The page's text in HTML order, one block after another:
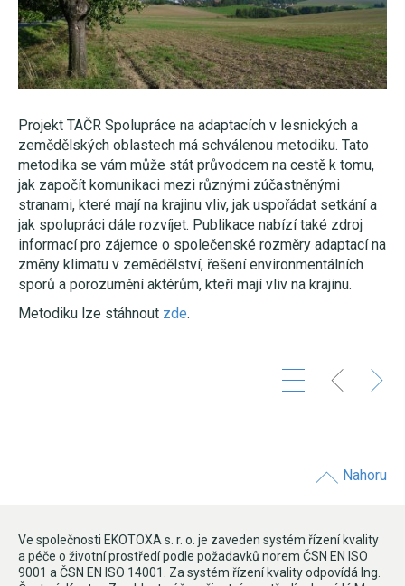
Projekt TAČR Spolupráce na adaptacích v lesnických a
zemědělských oblastech má schválenou metodiku. Tato
metodika se vám může stát průvodcem na cestě k tomu,
jak započít komunikaci mezi různými zúčastněnými
stranami, které mají na krajinu vliv, jak uspořádat setkání a
jak spolupráci dále rozvíjet. Publikace nabízí také zdroj
informací pro zájemce o společenské rozměry adaptací na
změny klimatu v zemědělství, řešení environmentálních
sporů a porozumění aktérům, kteří mají vliv na krajinu.
Metodiku lze stáhnout zde.
Nahoru
Ve společnosti EKOTOXA s. r. o. je zaveden systém řízení kvality
a péče o životní prostředí podle požadavků norem ČSN EN ISO
9001 a ČSN EN ISO 14001. Za systém řízení kvality odpovídá Ing.